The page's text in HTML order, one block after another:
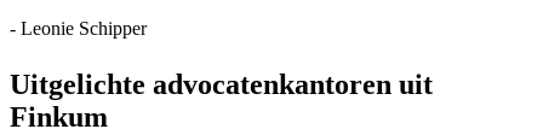
- Leonie Schipper
Uitgelichte advocatenkantoren uit
Finkum